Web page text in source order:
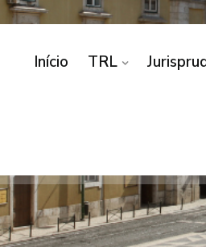
Início TRL
SEGURO/
DANO INDEMNIZÁVEL/